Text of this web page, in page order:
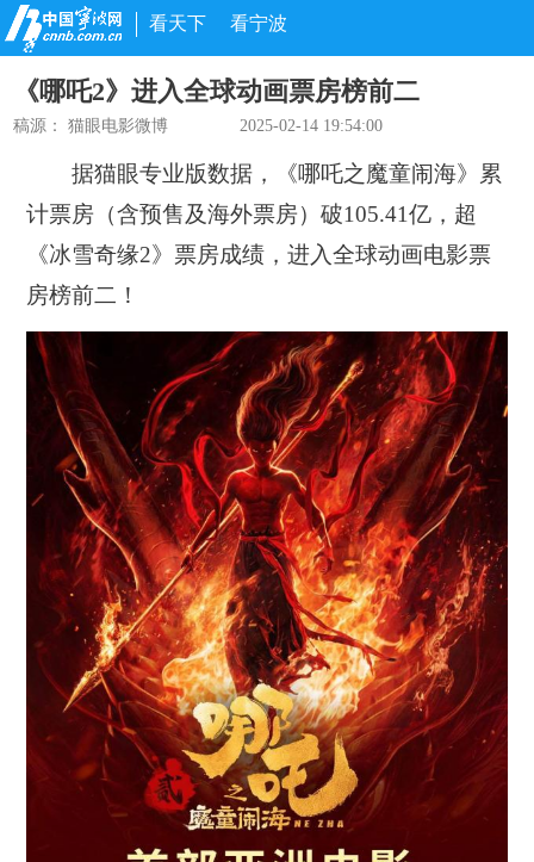
看天下 看宁波
《哪吒2》进入全球动画票房榜前二
稿源：猫眼电影微博 2025-02-14 19:54:00
据猫眼专业版数据，《哪吒之魔童闹海》累
计票房（含预售及海外票房）破105.41亿，超
《冰雪奇缘2》票房成绩，进入全球动画电影票
房榜前二！